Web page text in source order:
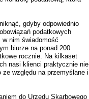
gdyby odpowiednio
podatkowych
nim świadomość
biurze na ponad 200
rocznie. Na kilkaset
nasi klienci praktycznie nie
względu na przemyślane i
do Urzędu Skarbowego